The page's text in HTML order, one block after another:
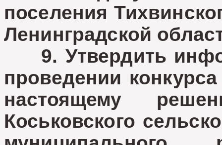
поселения
Ленинградской
9. Утвердить
проведении
настоящему
Коськовского